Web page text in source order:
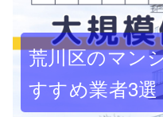
荒川区のマン
すすめ業者3